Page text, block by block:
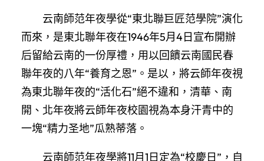
云南師范年夜學從“東北聯巨匠范學院”演化
而來，是東北聯年夜在1946年5月4日宣布開辦
后留給云南的一份厚禮，用以回饋云南國民春
聯年夜的八年“養育之恩”。是以，將云師年夜視
為東北聯年夜的“活化石”絕不違和，清華、南
開、北年夜將云師年夜校園視為本身汗青中的
一塊“精力圣地”瓜熟蒂落。
云南師范年夜學將11月1日定為“校慶日”，自